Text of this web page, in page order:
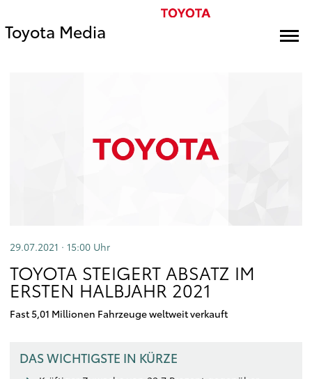
Toyota Media
29.07.2021 · 15:00 Uhr
TOYOTA STEIGERT ABSATZ IM
ERSTEN HALBJAHR 2021
Fast 5,01 Millionen Fahrzeuge weltweit verkauft
DAS WICHTIGSTE IN KÜRZE